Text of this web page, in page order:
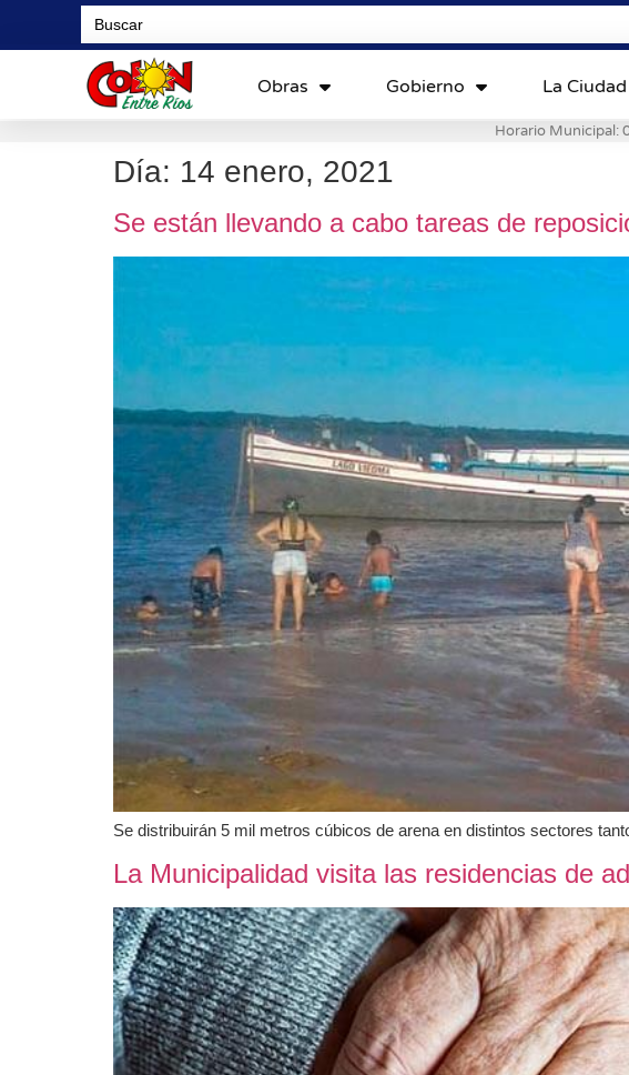
Search
for:
Obras Gobierno La Ciudad
Horario Municipal:
Día: 14 enero, 2021
Se están llevando a cabo tareas de
Se distribuirán 5 mil metros cúbicos de arena en distintos sectores
La Municipalidad visita las residencias de